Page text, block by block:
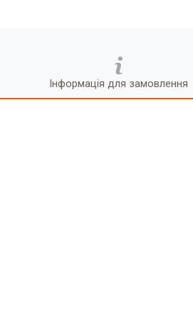
Інформація для замовлення